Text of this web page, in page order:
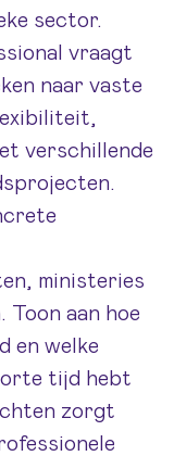
sector.
vraagt
naar vaste
verschillende
ministeries
aan hoe
en welke
tijd hebt
zorgt